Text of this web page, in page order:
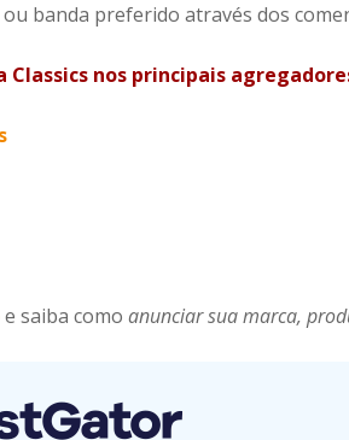
banda preferido através dos
Classics nos principais
e saiba como anunciar sua marca,